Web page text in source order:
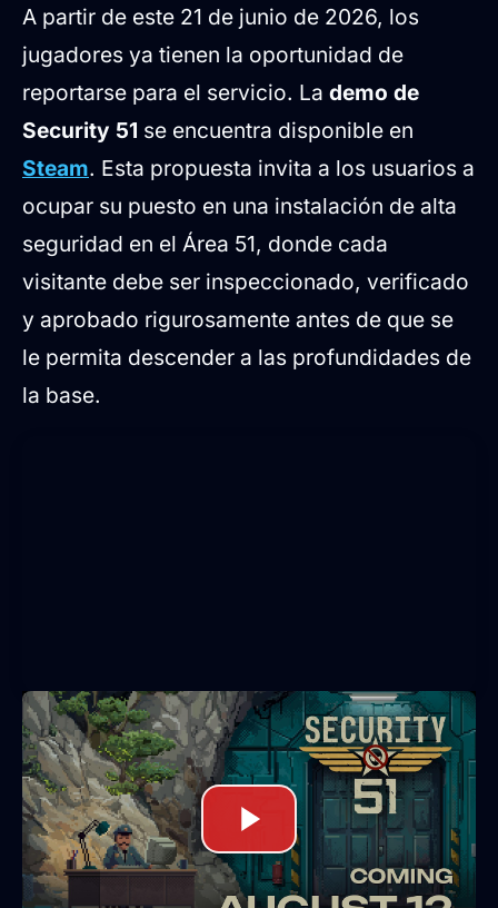
A partir de este 21 de junio de 2026, los
jugadores ya tienen la oportunidad de
reportarse para el servicio. La demo de
Security 51 se encuentra disponible en
Steam. Esta propuesta invita a los usuarios a
ocupar su puesto en una instalación de alta
seguridad en el Área 51, donde cada
visitante debe ser inspeccionado, verificado
y aprobado rigurosamente antes de que se
le permita descender a las profundidades de
la base.
Security 51se define como un simulador de
guardia de seguridad con una atmósfera de
terror, fuertemente inspirado en títulos como
Papers, Pleasey la paranoia característica
de los archivos SCP.